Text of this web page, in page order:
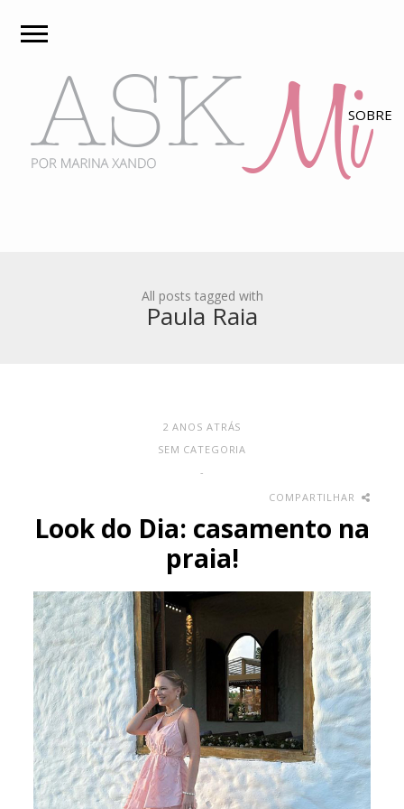
All posts tagged with
Paula Raia
2 ANOS ATRÁS
SEM CATEGORIA
-
COMPARTILHAR
Look do Dia: casamento na
praia!